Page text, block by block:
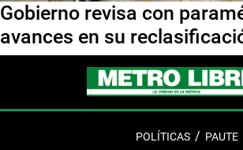
Gobierno revisa con
avances en su
POLÍTICAS
PAUTE